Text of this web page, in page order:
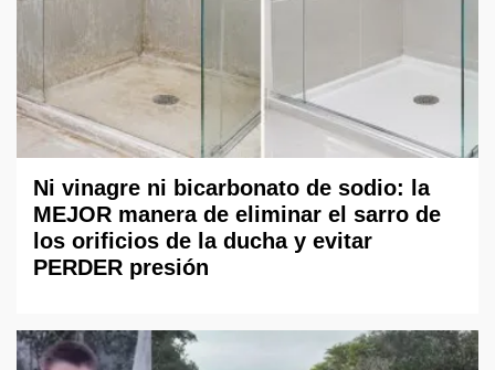
Ni vinagre ni bicarbonato de sodio: la
MEJOR manera de eliminar el sarro de
los orificios de la ducha y evitar
PERDER presión